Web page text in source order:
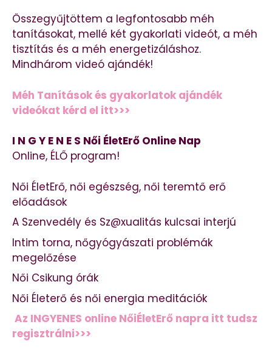
Összegyűjtöttem a legfontosabb méh
tanításokat, mellé két gyakorlati videót, a méh
tisztítás és a méh energetizáláshoz.
Mindhárom videó ajándék!
Méh Tanítások és gyakorlatok ajándék
videókat kérd el itt>>>
I N G Y E N E S Női ÉletErő Online Nap
Online, ÉLŐ program!
Női ÉletErő, női egészség, női teremtő erő
előadások
A Szenvedély és Sz@xualitás kulcsai interjú
Intim torna, nőgyógyászati problémák
megelőzése
Női Csikung órák
Női Életerő és női energia meditációk
Az INGYENES online NőiÉletErő napra itt tudsz
regisztrálni>>>